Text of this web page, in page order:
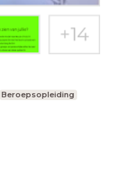
Beroepsopleiding